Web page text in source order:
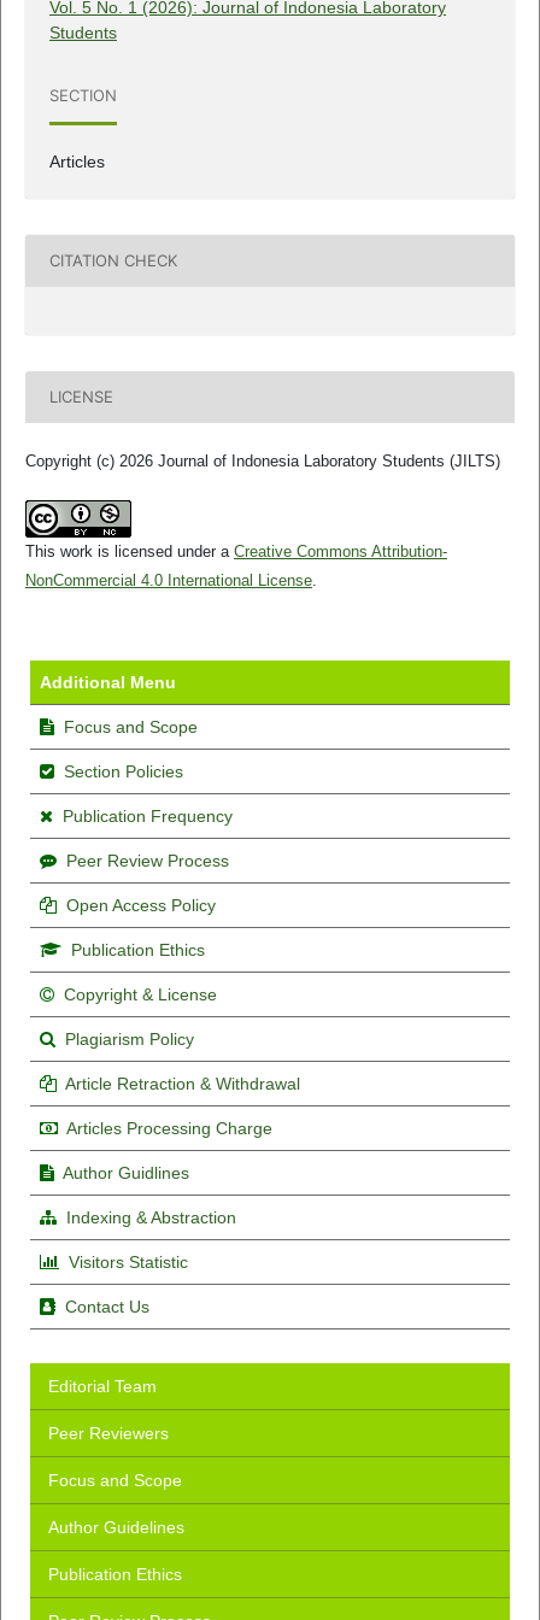
Vol. 5 No. 1 (2026): Journal of Indonesia Laboratory
Students
SECTION
Articles
CITATION CHECK
LICENSE
Copyright (c) 2026 Journal of Indonesia Laboratory Students (JILTS)
This work is licensed under a Creative Commons Attribution-
NonCommercial 4.0 International License.
Additional Menu
Focus and Scope
Section Policies
Publication Frequency
Peer Review Process
Open Access Policy
Publication Ethics
Copyright & License
Plagiarism Policy
Article Retraction & Withdrawal
Articles Processing Charge
Author Guidlines
Indexing & Abstraction
Visitors Statistic
Contact Us
Editorial Team
Peer Reviewers
Focus and Scope
Author Guidelines
Publication Ethics